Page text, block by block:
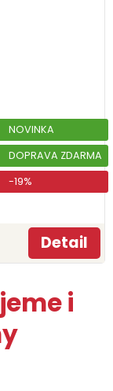
NOVINKA
DOPRAVA ZDARMA
-19%
Detail
i